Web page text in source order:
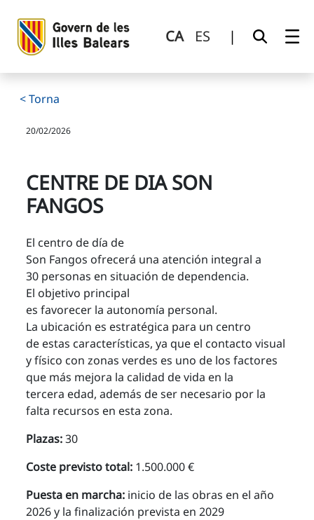
CA ES |
< Torna
20/02/2026
CENTRE DE DIA SON
FANGOS
El centro de día de
Son Fangos ofrecerá una atención integral a
30 personas en situación de dependencia.
El objetivo principal
es favorecer la autonomía personal.
La ubicación es estratégica para un centro
de estas características, ya que el contacto visual
y físico con zonas verdes es uno de los factores
que más mejora la calidad de vida en la
tercera edad, además de ser necesario por la
falta recursos en esta zona.
Plazas:30
Coste previsto total: 1.500.000 €
Puesta en marcha: inicio de las obras en el año
2026 y la finalización prevista en 2029